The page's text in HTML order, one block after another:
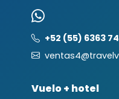
+52 (55) 6363
Vuelo + hotel